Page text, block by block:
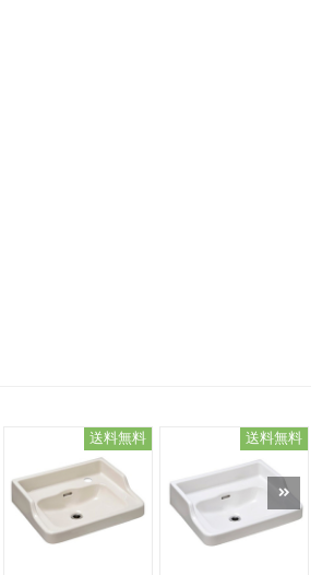
送料無料 送料無料